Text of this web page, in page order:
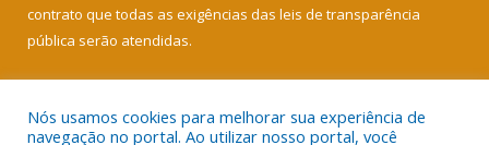
contrato que todas as exigências das leis de transparência
pública serão atendidas.
Nós usamos cookies para melhorar sua experiência de
navegação no portal. Ao utilizar nosso portal, você